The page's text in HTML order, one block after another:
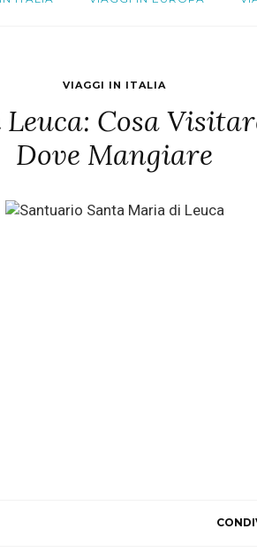
VIAGGI IN ITALIA
Cosa
Dove Mangiare